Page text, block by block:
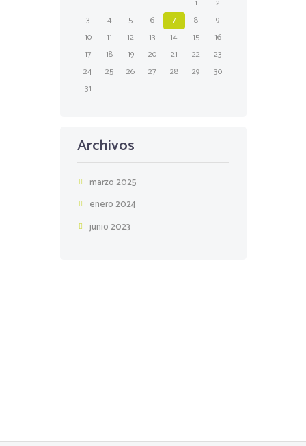
1
2
3
4 5 6 7 8
9
10
11 12 13 14 15
16
17
18 19 20 21 22
23
24
25 26 27 28 29
30
31
Archivos
marzo 2025
enero 2024
junio 2023